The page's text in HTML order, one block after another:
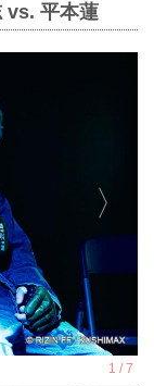
vs. 平本蓮